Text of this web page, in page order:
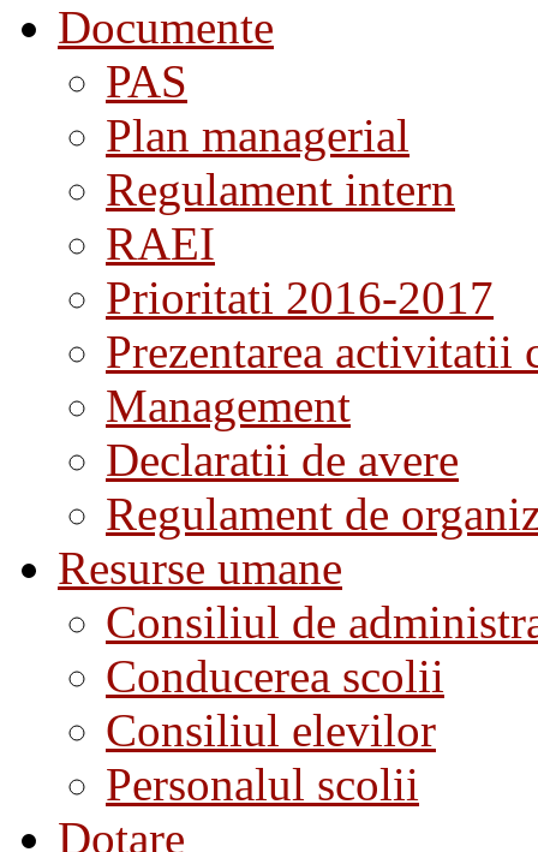
Documente
PAS
Plan managerial
Regulament intern
RAEI
Prioritati 2016-2017
Prezentarea activitatii
Management
Declaratii de avere
Regulament de
Resurse umane
Consiliul de
Conducerea scolii
Consiliul elevilor
Personalul scolii
Dotare